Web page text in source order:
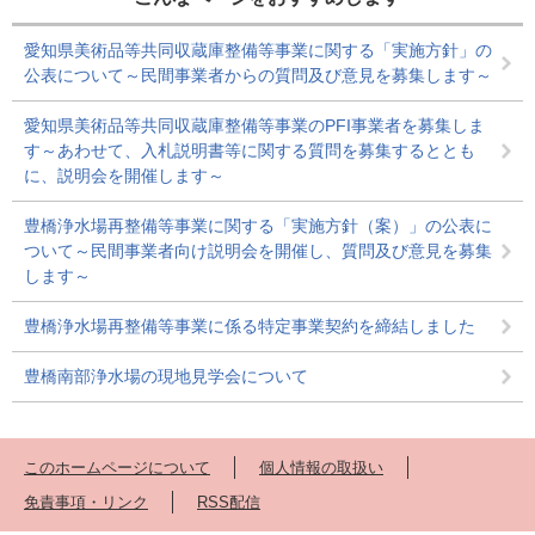
愛知県美術品等共同収蔵庫整備等事業に関する「実施方針」の
公表について～民間事業者からの質問及び意見を募集します～
愛知県美術品等共同収蔵庫整備等事業のPFI事業者を募集しま
す～あわせて、入札説明書等に関する質問を募集するととも
に、説明会を開催します～
豊橋浄水場再整備等事業に関する「実施方針（案）」の公表に
ついて～民間事業者向け説明会を開催し、質問及び意見を募集
します～
豊橋浄水場再整備等事業に係る特定事業契約を締結しました
豊橋南部浄水場の現地見学会について
このホームページについて
個人情報の取扱い
免責事項・リンク
RSS配信